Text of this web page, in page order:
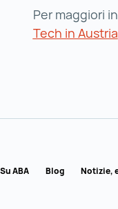
Per maggiori
Tech in Austria
in AUSTRIA
Su ABA Blog Notizie,